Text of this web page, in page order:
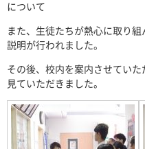
について
また、生徒たちが熱心に取り
説明が行われました。
その後、校内を案内させてい
見ていただきました。